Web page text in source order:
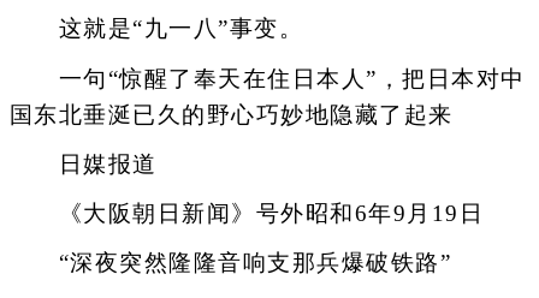
这就是“九一八”事变。
一句“惊醒了奉天在住日本人”，把日本对中
国东北垂涎已久的野心巧妙地隐藏了起来
日媒报道
《大阪朝日新闻》号外昭和6年9月19日
“深夜突然隆隆音响支那兵爆破铁路”